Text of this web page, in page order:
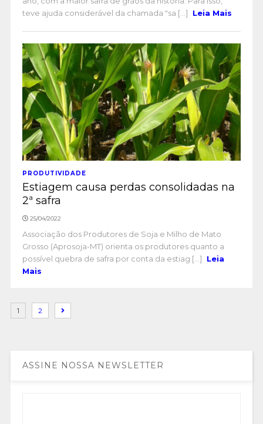
teve ajuda considerável da chamada "sa [...]
Leia Mais
PRODUTIVIDADE
Estiagem causa perdas consolidadas na
2ª safra
25/04/2022
Associação dos Produtores de Soja e Milho de Mato
Grosso (Aprosoja-MT) orienta os produtores quanto a
possível quebra de safra por conta da estiag [...]
Leia
Mais
1 2
ASSINE NOSSA NEWSLETTER